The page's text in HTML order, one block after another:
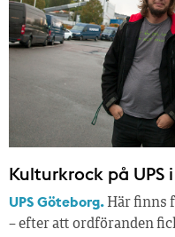
Kulturkrock på UPS
UPS Göteborg. Här finns
– efter att ordföranden